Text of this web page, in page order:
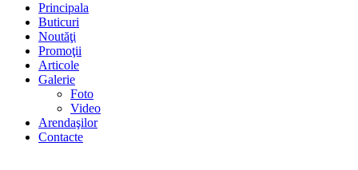
Principala
Buticuri
Noutăţi
Promoţii
Articole
Galerie
Foto
Video
Arendaşilor
Contacte